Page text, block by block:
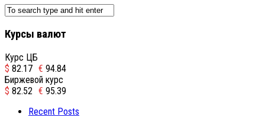
Курсы валют
Курс ЦБ
$ 82.17 € 94.84
Биржевой курс
$ 82.52 € 95.39
Recent Posts